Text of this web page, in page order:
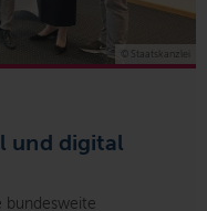
und digital
bundesweite
© Staatskanzlei